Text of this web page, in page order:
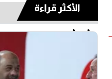
الأكثر قراءة